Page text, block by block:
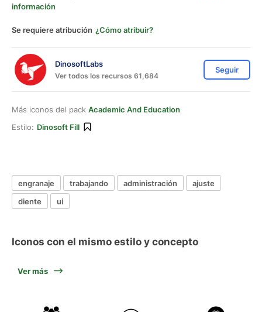
información
Se requiere atribución ¿Cómo atribuir?
DinosoftLabs
Ver todos los recursos 61,684
Seguir
Más iconos del pack Academic And Education
Estilo: Dinosoft Fill
engranaje trabajando administración
ajuste
diente
ui
Iconos con el mismo estilo y concepto
Ver más